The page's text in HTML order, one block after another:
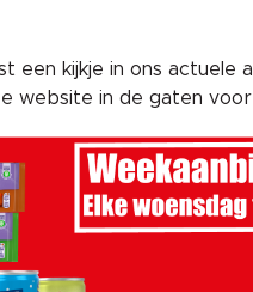
een kijkje in ons actuele
website in de gaten